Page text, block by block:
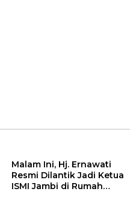
Malam Ini, Hj. Ernawati
Resmi Dilantik Jadi Ketua
ISMI Jambi di Rumah